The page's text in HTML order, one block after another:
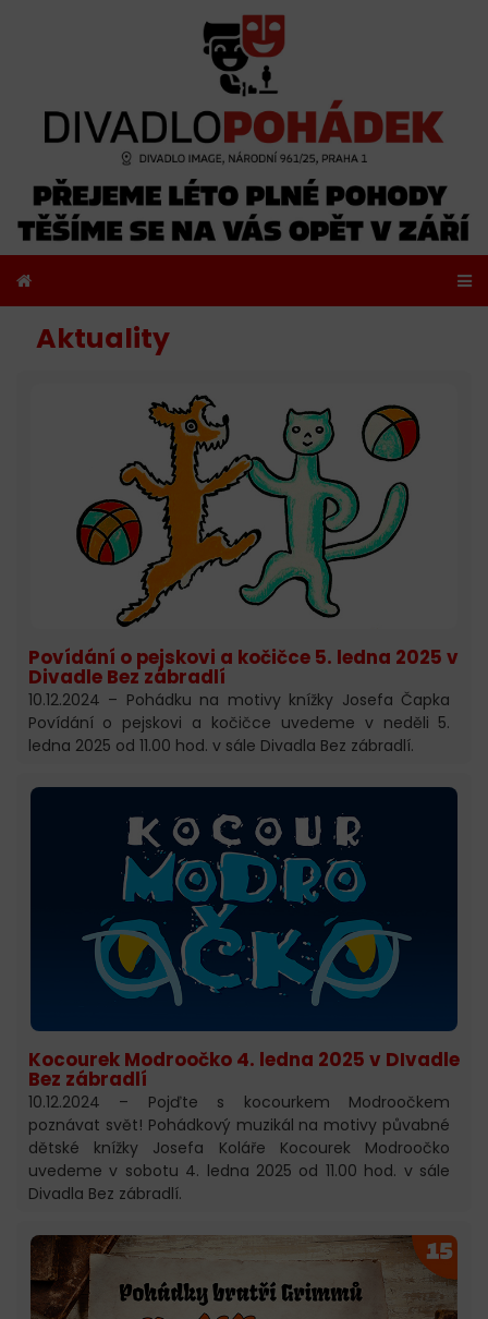
Aktuality
Povídání o pejskovi a kočičce 5. ledna 2025 v
Divadle Bez zábradlí
10.12.2024 – Pohádku na motivy knížky Josefa Čapka
Povídání o pejskovi a kočičce uvedeme v neděli 5.
ledna 2025 od 11.00 hod. v sále Divadla Bez zábradlí.
Kocourek Modroočko 4. ledna 2025 v DIvadle
Bez zábradlí
10.12.2024 – Pojďte s kocourkem Modroočkem
poznávat svět! Pohádkový muzikál na motivy půvabné
dětské knížky Josefa Koláře Kocourek Modroočko
uvedeme v sobotu 4. ledna 2025 od 11.00 hod. v sále
Divadla Bez zábradlí.